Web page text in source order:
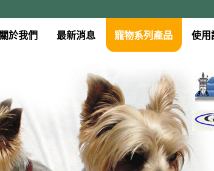
關於我們 最新消息 寵物系列產品 使用